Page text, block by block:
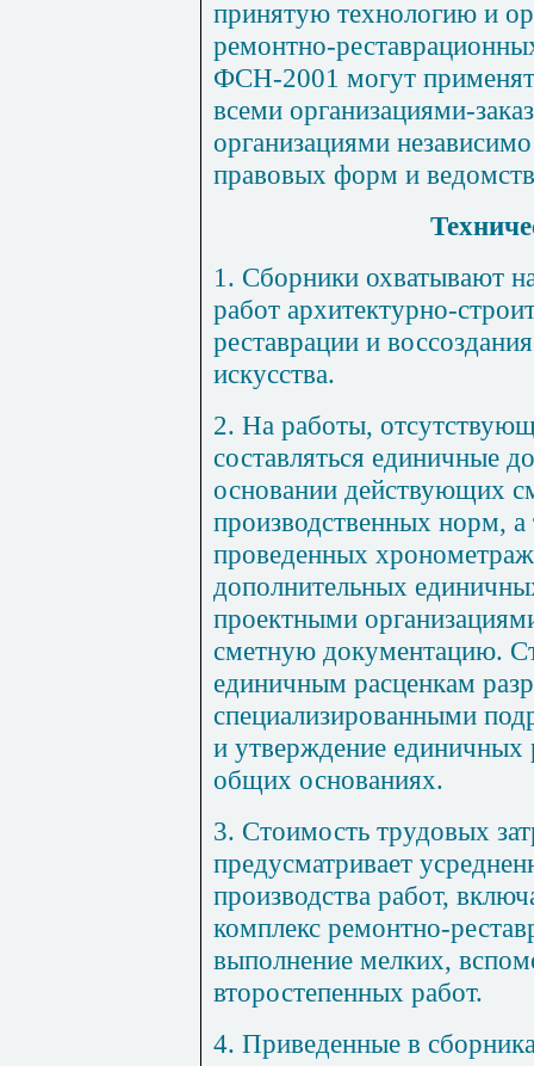
принятую технологию и
ремонтно-реставрационны
ФСН-2001 могут
всеми организациями-
организациями
правовых форм и
1. Сборники охватывают
работ архитектурно-
реставрации и
искусства.
2. На работы,
составляться единичные
основании действующих
производственных норм, а
проведенных хронометраж
дополнительных
проектными
сметную документацию.
единичным расценкам
специализированными
и утверждение единичных
общих основаниях.
3. Стоимость трудовых
предусматривает
производства работ,
комплекс ремонтно-
выполнение мелких,
второстепенных работ.
4. Приведенные в